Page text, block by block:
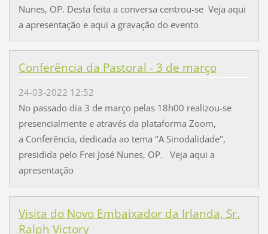
Nunes, OP. Desta feita a conversa centrou-se Veja aqui
a apresentação e aqui a gravação do evento
Conferência da Pastoral - 3 de março
24-03-2022 12:52
No passado dia 3 de março pelas 18h00 realizou-se
presencialmente e através da plataforma Zoom,
a Conferência, dedicada ao tema "A Sinodalidade",
presidida pelo Frei José Nunes, OP. Veja aqui a
apresentação
Visita do Novo Embaixador da Irlanda, Sr.
Ralph Victory